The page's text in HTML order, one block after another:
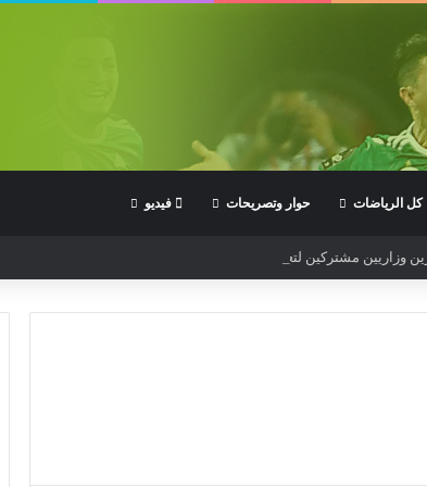
كل الرياضات حوار وتصريحات فيديو
وزاريين مشتركين لتعزيز التأطير البيداغوجي لمؤسسات التكوين